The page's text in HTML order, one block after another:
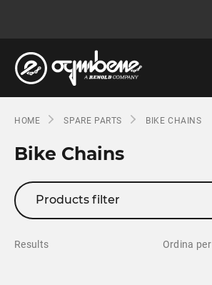
HOME SPARE PARTS BIKE CHAINS
Bike Chains
Products filter
Results Ordina per